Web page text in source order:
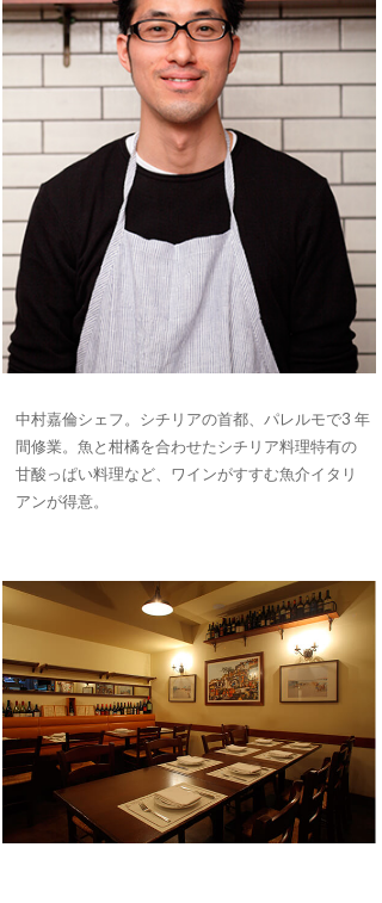
中村嘉倫シェフ。シチリアの首都、パレルモで3 年
間修業。魚と柑橘を合わせたシチリア料理特有の
甘酸っぱい料理など、ワインがすすむ魚介イタリ
アンが得意。